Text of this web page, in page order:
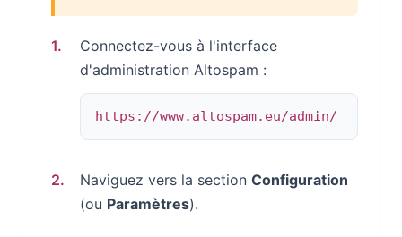
Connectez-vous à l'interface
d'administration Altospam :
https://www.altospam.eu/admin/
Naviguez vers la section Configuration
(ou Paramètres).